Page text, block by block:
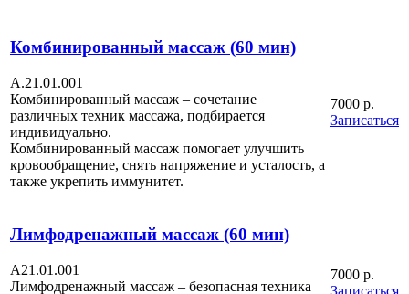
Комбинированный массаж (60 мин)
А.21.01.001
Комбинированный массаж – сочетание
различных техник массажа, подбирается
индивидуально.
Комбинированный массаж помогает улучшить
кровообращение, снять напряжение и усталость, а
также укрепить иммунитет.
7000 р.
Записаться
Лимфодренажный массаж (60 мин)
A21.01.001
Лимфодренажный массаж – безопасная техника
7000 р.
Записаться